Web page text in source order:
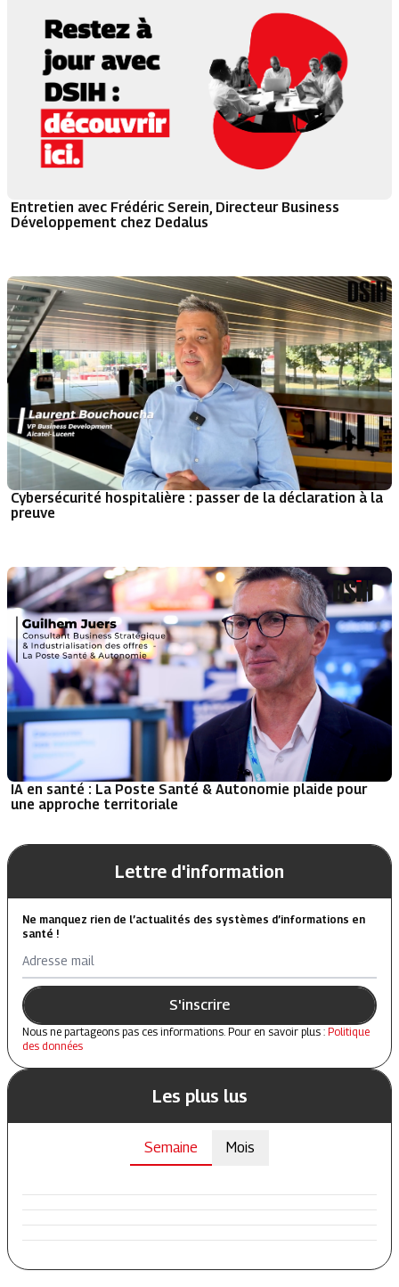
Entretien avec Frédéric Serein, Directeur Business
Développement chez Dedalus
Cybersécurité hospitalière : passer de la déclaration à la
preuve
IA en santé : La Poste Santé & Autonomie plaide pour
une approche territoriale
Lettre d'information
Ne manquez rien de l’actualités des systèmes d’informations en
santé !
Adresse mail
S'inscrire
Nous ne partageons pas ces informations. Pour en savoir plus : Politique
des données
Les plus lus
Semaine Mois